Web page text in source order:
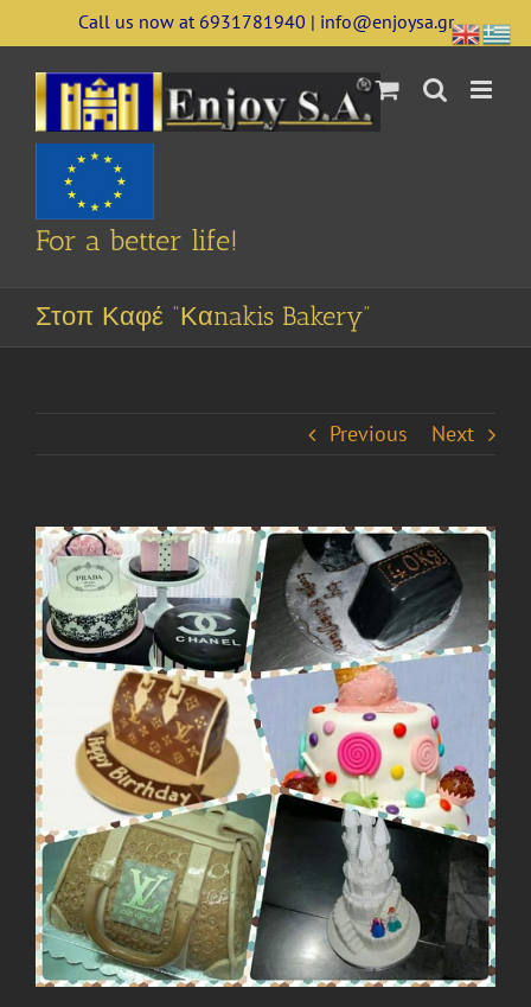
to
content
Call us now at 6931781940 | info@enjoysa.gr
For a better life!
Στοπ Καφέ “Καnakis Bakery”
Previous Next
View
Larger
Image